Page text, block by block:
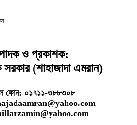
ও প্রকাশক:
(শাহাজাদা এমরান)
ফোন: ০১৭১১-৩৮৮৩০৮